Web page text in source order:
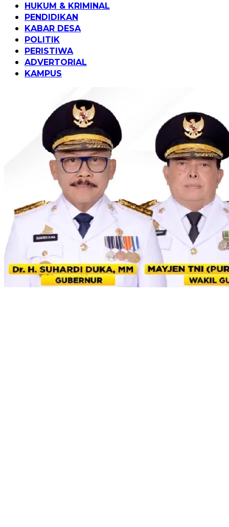
HUKUM & KRIMINAL
PENDIDIKAN
KABAR DESA
POLITIK
PERISTIWA
ADVERTORIAL
KAMPUS